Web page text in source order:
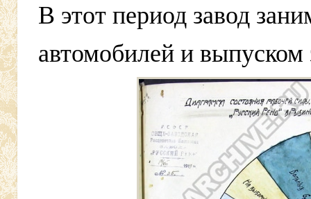
В этот период завод
автомобилей и